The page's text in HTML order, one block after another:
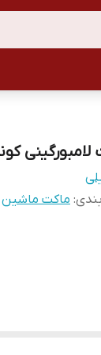
: ماکت ماشین